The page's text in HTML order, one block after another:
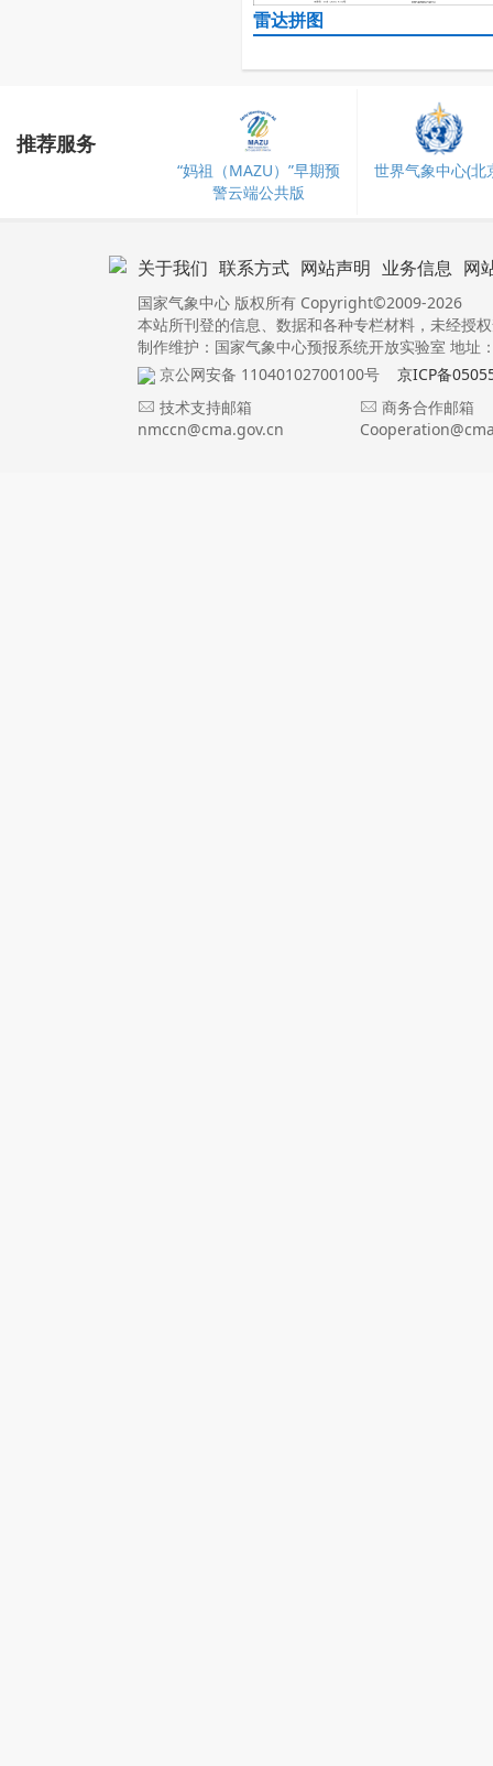
雷达拼图
推荐服务
“妈祖（MAZU）”早期预
警云端公共版
世界气象中心(北
关于我们 联系方式 网站声明 业务信息 网
国家气象中心 版权所有 Copyright©2009-2026
本站所刊登的信息、数据和各种专栏材料，未经授
制作维护：国家气象中心预报系统开放实验室 地址
京公网安备 11040102700100号
京ICP备
技术支持邮箱
nmccn@cma.gov.cn
商务合作邮箱